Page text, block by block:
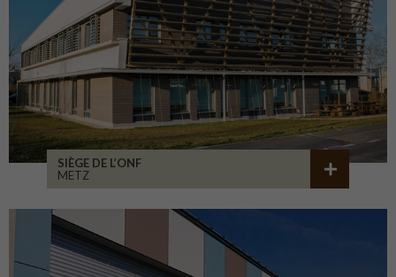
SIÈGE DE L’ONF
METZ